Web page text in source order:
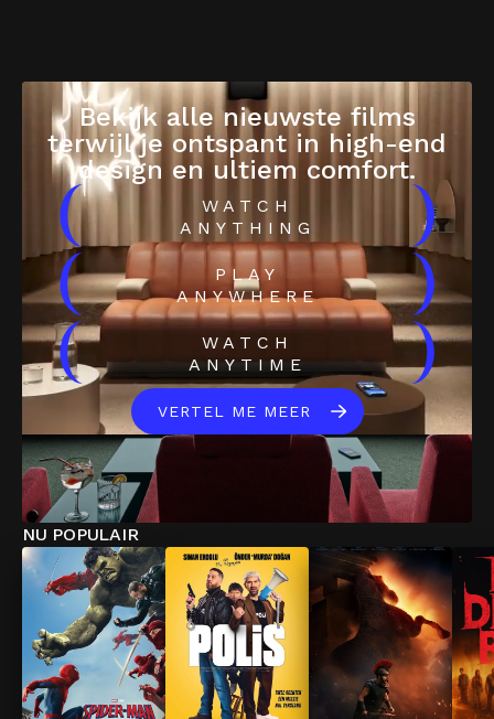
Bekijk alle nieuwste films
terwijl je ontspant in high-end
design en ultiem comfort.
(
WATCH
ANYTHING
)
(
PLAY
ANYWHERE
)
(
WATCH
ANYTIME
)
VERTEL ME MEER
NU POPULAIR